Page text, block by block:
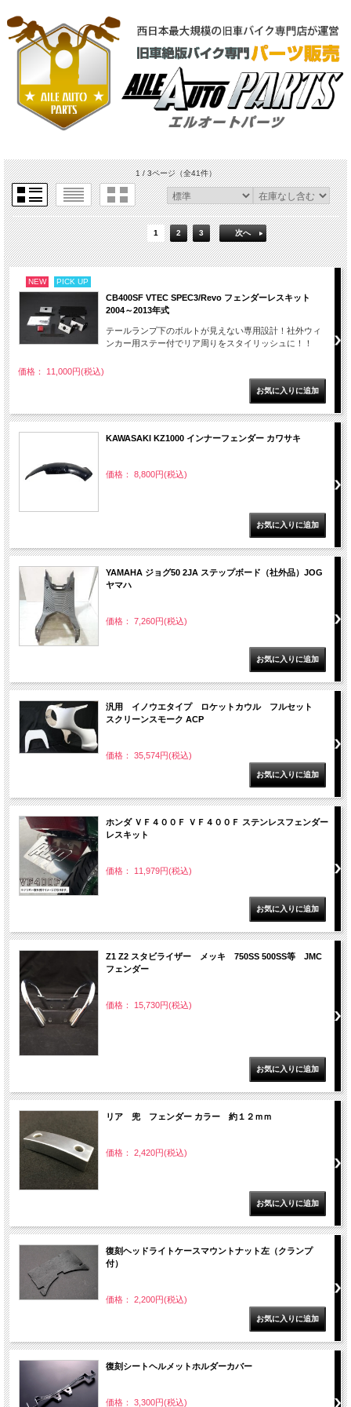
1 / 3ページ（全41件）
1 2 3 次へ
NEW PICK UP
CB400SF VTEC SPEC3/Revo フェンダーレスキット
2004～2013年式
テールランプ下のボルトが見えない専用設計！社外ウィ
ンカー用ステー付でリア周りをスタイリッシュに！！
価格： 11,000円(税込)
KAWASAKI KZ1000 インナーフェンダー カワサキ
価格： 8,800円(税込)
YAMAHA ジョグ50 2JA ステップボード（社外品）JOG
ヤマハ
価格： 7,260円(税込)
汎用 イノウエタイプ ロケットカウル フルセット
スクリーンスモーク ACP
価格： 35,574円(税込)
ホンダ ＶＦ４００Ｆ ＶＦ４００Ｆ ステンレスフェンダー
レスキット
価格： 11,979円(税込)
Z1 Z2 スタビライザー メッキ 750SS 500SS等 JMC
フェンダー
価格： 15,730円(税込)
リア 兜 フェンダー カラー 約１２ｍｍ
価格： 2,420円(税込)
復刻ヘッドライトケースマウントナット左（クランプ
付）
価格： 2,200円(税込)
復刻シートヘルメットホルダーカバー
価格： 3,300円(税込)